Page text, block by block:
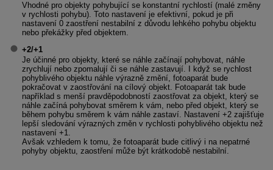
Vhodné pro objekty pohybující se konstantní rychlostí (malé změny
v rychlosti pohybu). Toto nastavení je efektivní, pokud je při
nastavení 0 zaostření nestabilní z důvodu lehkého pohybu objektu
nebo překážky před objektem.
+2/+1
Je účinné pro objekty, které se náhle začínají pohybovat, náhle
zrychlují nebo zpomalují či se náhle zastavují. I když se rychlost
pohyblivého objektu náhle výrazně změní, fotoaparát bude
pokračovat v zaostřování na cílový objekt. Fotoaparát tak bude
například s menší pravděpodobností zaostřovat za objekt, který se
náhle začíná pohybovat směrem k vám, nebo před objekt, který se
během pohybu směrem k vám náhle zastaví. Nastavení +2 zajišťuje
lepší sledování výrazných změn v rychlosti pohyblivého objektu než
nastavení +1.
Avšak vzhledem k tomu, že fotoaparát bude citlivý i na nepatrné
pohyby objektu, zaostření může být krátkodobě nestabilní.